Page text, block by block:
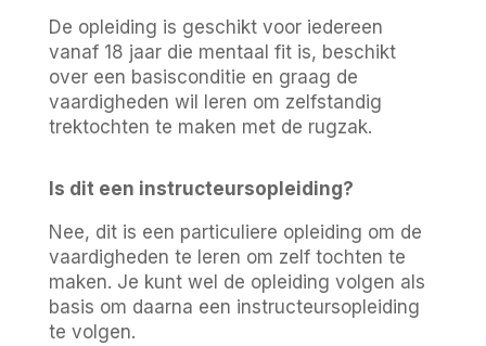
De opleiding is geschikt voor iedereen
vanaf 18 jaar die mentaal fit is, beschikt
over een basisconditie en graag de
vaardigheden wil leren om zelfstandig
trektochten te maken met de rugzak.
Is dit een instructeursopleiding?
Nee, dit is een particuliere opleiding om de
vaardigheden te leren om zelf tochten te
maken. Je kunt wel de opleiding volgen als
basis om daarna een instructeursopleiding
te volgen.